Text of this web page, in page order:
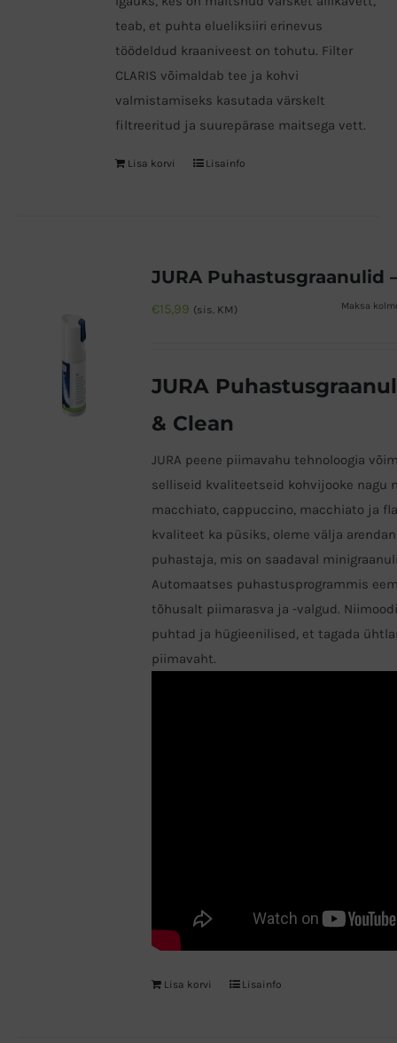
teab, et puhta elueliksiiri erinevus
töödeldud kraaniveest on tohutu. Filter
CLARIS võimaldab tee ja kohvi
valmistamiseks kasutada värskelt
filtreeritud ja suurepärase maitsega vett.
Lisa korvi Lisainfo
€15,99 (sis. KM) Maksa
JURA
& Clean
JURA peene piimavahu tehnoloogia
selliseid kvaliteetseid kohvijooke nagu
macchiato, cappuccino, macchiato ja
kvaliteet ka püsiks, oleme välja
puhastaja, mis on saadaval
Automaatses puhastusprogrammis
tõhusalt piimarasva ja -valgud.
puhtad ja hügieenilised, et tagada
piimavaht.
Lisa korvi Lisainfo